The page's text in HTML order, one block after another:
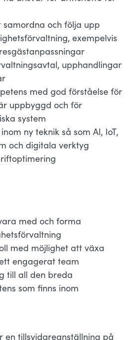
och följa upp
exempelvis
upphandlingar
med god förståelse för
uppbyggd och för
system
ny teknik så som AI, IoT,
och digitala verktyg
med och forma
med möjlighet att växa
engagerat team
till all den breda
som finns inom
en tillsvidareanställning på